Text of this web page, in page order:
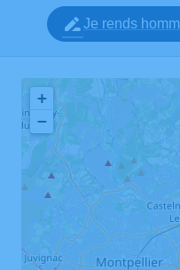
Je rends
+
−